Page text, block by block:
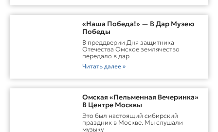
«Наша Победа!» — В Дар Музею
Победы
В преддверии Дня защитника
Отечества Омское землячество
передало в дар
Читать далее »
Омская «Пельменная Вечеринка»
В Центре Москвы
Это был настоящий сибирский
праздник в Москве. Мы слушали
музыку